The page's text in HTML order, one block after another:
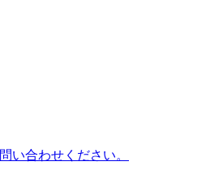
い合わせください。